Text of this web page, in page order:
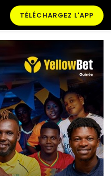
TÉLÉCHARGEZ L'APP